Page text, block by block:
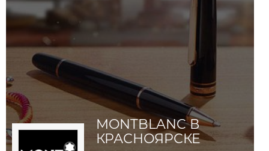
MONTBLANC В
КРАСНОЯРСКЕ